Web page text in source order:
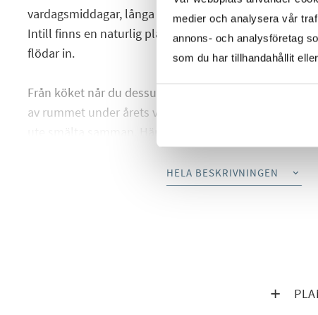
medier och analysera vår
annons- och analysföretag
som du har tillhandahållit
vardagsmiddagar, långa helgfrukostar eller
Intill finns en naturlig plats för matgrupp där
flödar in.
Från köket når du dessutom bostadens balkong – en
av rummet under årets varmare månader. Öppna upp
ute smälta samman. Här kan du njuta av
eller bara koppla av i en lugn och trivsam miljö.
Vardagsrummet är en plats att trivas i på riktigt – ett
HELA BESKRIVNINGEN
VISA